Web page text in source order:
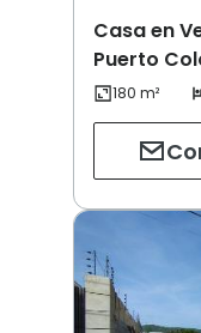
Casa en
Puerto